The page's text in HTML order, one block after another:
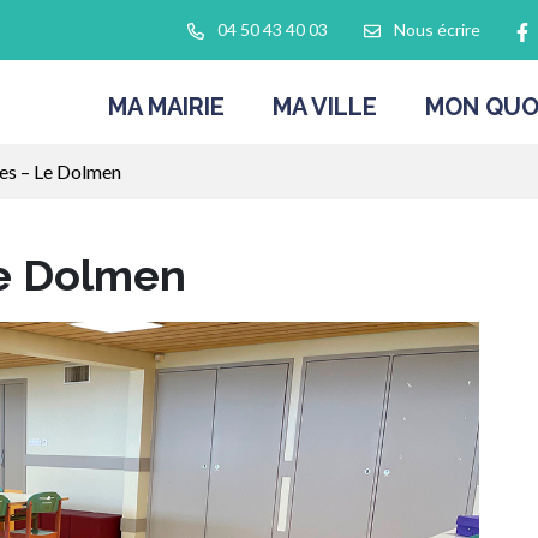
04 50 43 40 03 Nous écrire
MA MAIRIE MA VILLE MON
– Le Dolmen
Dolmen